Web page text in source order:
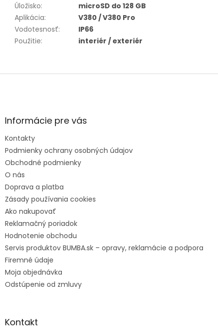
Úložisko:
microSD do 128 GB
Aplikácia:
V380 / V380 Pro
Vodotesnosť:
IP66
Použitie: interiér / exteriér
e
Informácie pre vás
Kontakty
Podmienky ochrany osobných údajov
Obchodné podmienky
O nás
Doprava a platba
Zásady používania cookies
Ako nakupovať
Reklamačný poriadok
Hodnotenie obchodu
Servis produktov BUMBA.sk – opravy, reklamácie a podpora
Firemné údaje
Moja objednávka
Odstúpenie od zmluvy
Kontakt